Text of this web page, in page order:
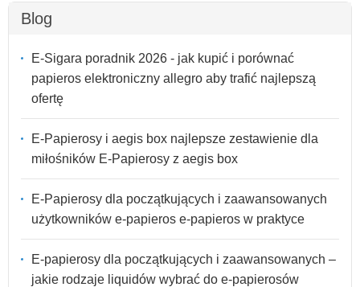
Blog
E-Sigara poradnik 2026 - jak kupić i porównać
papieros elektroniczny allegro aby trafić najlepszą
ofertę
E-Papierosy i aegis box najlepsze zestawienie dla
miłośników E-Papierosy z aegis box
E-Papierosy dla początkujących i zaawansowanych
użytkowników e-papieros e-papieros w praktyce
E-papierosy dla początkujących i zaawansowanych –
jakie rodzaje liquidów wybrać do e-papierosów